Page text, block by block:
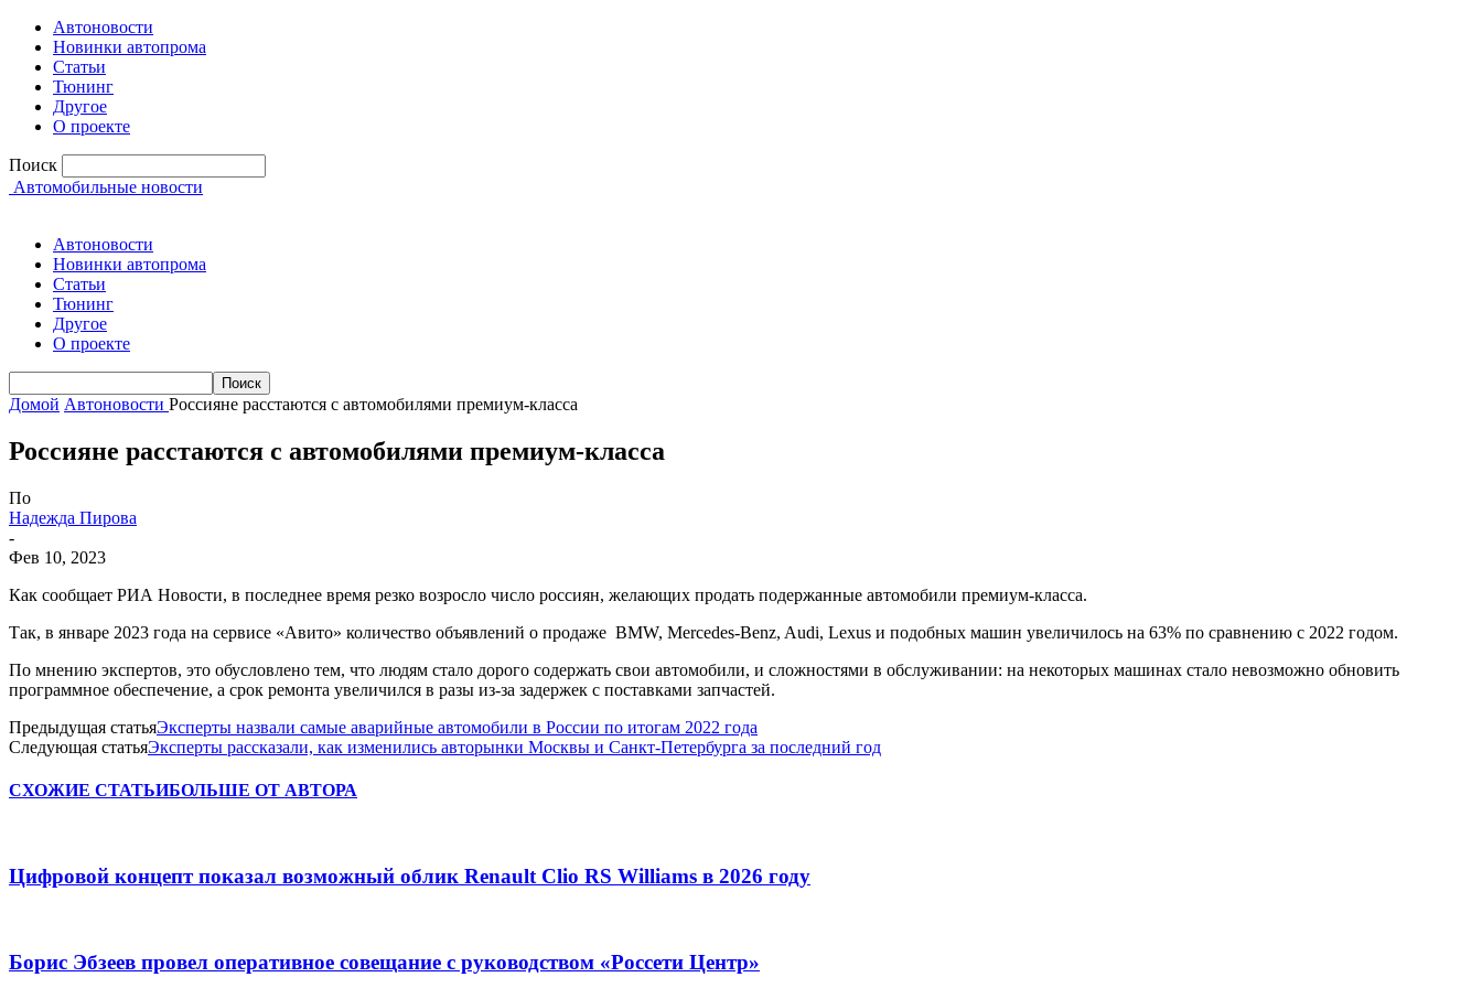
Автоновости
Новинки автопрома
Статьи
Тюнинг
Другое
О проекте
Поиск
Автомобильные новости
Автоновости
Новинки автопрома
Статьи
Тюнинг
Другое
О проекте
Домой Автоновости Россияне расстаются с автомобилями премиум-класса
Россияне расстаются с автомобилями премиум-класса
По
Надежда Пирова
-
Фев 10, 2023
Как сообщает РИА Новости, в последнее время резко возросло число россиян, желающих продать подержанные автомобили премиум-класса.
Так, в январе 2023 года на сервисе «Авито» количество объявлений о продаже BMW, Mercedes-Benz, Audi, Lexus и подобных машин увеличилось на 63% по сравнению с 2022 годом.
По мнению экспертов, это обусловлено тем, что людям стало дорого содержать свои автомобили, и сложностями в обслуживании: на некоторых машинах стало невозможно обновить
программное обеспечение, а срок ремонта увеличился в разы из-за задержек с поставками запчастей.
Предыдущая статьяЭксперты назвали самые аварийные автомобили в России по итогам 2022 года
Следующая статьяЭксперты рассказали, как изменились авторынки Москвы и Санкт-Петербурга за последний год
СХОЖИЕ СТАТЬИБОЛЬШЕ ОТ АВТОРА
Цифровой концепт показал возможный облик Renault Clio RS Williams в 2026 году
Борис Эбзеев провел оперативное совещание с руководством «Россети Центр»